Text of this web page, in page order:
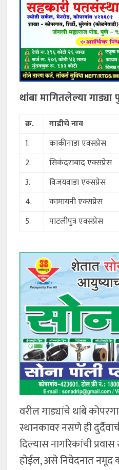
थांबा मागितलेल्या गाड्या
क्र. गाडीचे नाव
1.
काकीनाडा एक्सप्रेस
2.
सिकंदराबाद एक्सप्रेस
3.
विजयवाडा एक्सप्रेस
4.
कामायनी एक्सप्रेस
5.
पाटलीपुत्र एक्सप्रेस
वरील गाड्यांचे थांबे
स्थानकावर नसणे ही
दिल्यास नागरिकांची
होईल, असे निवेदनात